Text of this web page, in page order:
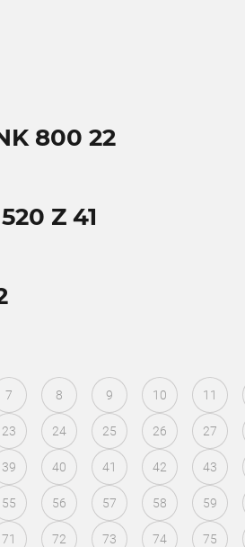
800 22
Z 41
7 8 9 10 11
23 24 25 26 27
39 40 41 42 43
55 56 57 58 59
71 72 73 74 75